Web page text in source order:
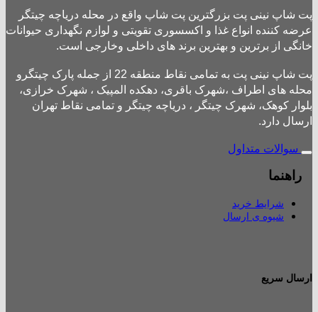
پت شاپ نینی پت بزرگترین پت شاپ واقع در محله دریاچه چیتگر
عرضه کننده انواع غذا و اکسسوری تقویتی و لوازم نگهداری حیوانات
خانگی از برترین و بهترین برند های داخلی وخارجی است.
پت شاپ نینی پت به تمامی نقاط منطقه 22 از جمله پارک چیتگرو
محله های اطراف ،شهرک باقری، دهکده المپیک ، شهرک خرازی،
بلوار کوهک، شهرک چیتگر ، دریاچه چیتگر و تمامی نقاط تهران
ارسال دارد.
سوالات متداول
راهنما
شرایط خرید
شیوه ی ارسال
ارسال سریع